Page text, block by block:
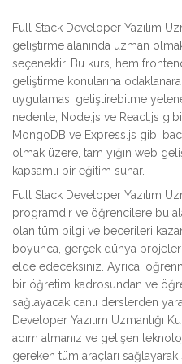
Full Stack Developer Yazılım
geliştirme alanında uzman
seçenektir. Bu kurs, hem
geliştirme konularına
uygulaması geliştirebilme
nedenle, Node.js ve React.js
MongoDB ve Express.js gibi
olmak üzere, tam yığın web
kapsamlı bir eğitim sunar.
Full Stack Developer Yazılım
programdır ve öğrencilere bu
olan tüm bilgi ve becerileri
boyunca, gerçek dünya
elde edeceksiniz. Ayrıca,
bir öğretim kadrosundan ve
sağlayacak canlı derslerden
Developer Yazılım Uzmanlığı
adım atmanız ve gelişen
gereken tüm araçları